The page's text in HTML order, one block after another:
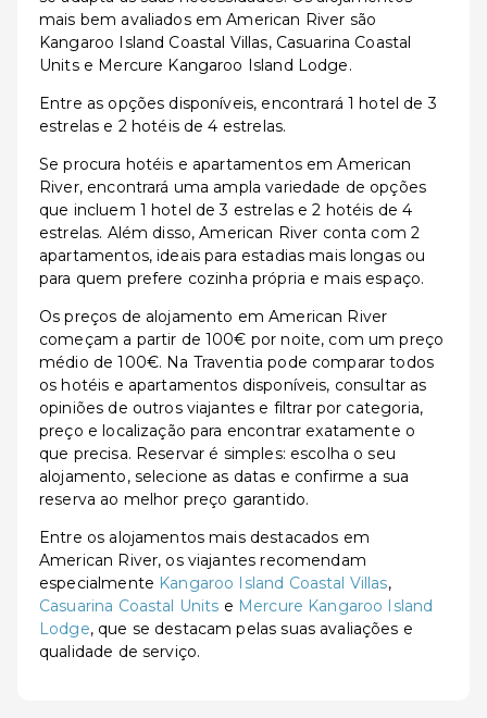
mais bem avaliados em American River são
Kangaroo Island Coastal Villas, Casuarina Coastal
Units e Mercure Kangaroo Island Lodge.
Entre as opções disponíveis, encontrará 1 hotel de 3
estrelas e 2 hotéis de 4 estrelas.
Se procura hotéis e apartamentos em American
River, encontrará uma ampla variedade de opções
que incluem 1 hotel de 3 estrelas e 2 hotéis de 4
estrelas. Além disso, American River conta com 2
apartamentos, ideais para estadias mais longas ou
para quem prefere cozinha própria e mais espaço.
Os preços de alojamento em American River
começam a partir de 100€ por noite, com um preço
médio de 100€. Na Traventia pode comparar todos
os hotéis e apartamentos disponíveis, consultar as
opiniões de outros viajantes e filtrar por categoria,
preço e localização para encontrar exatamente o
que precisa. Reservar é simples: escolha o seu
alojamento, selecione as datas e confirme a sua
reserva ao melhor preço garantido.
Entre os alojamentos mais destacados em
American River, os viajantes recomendam
especialmente Kangaroo Island Coastal Villas,
Casuarina Coastal Units e Mercure Kangaroo Island
Lodge, que se destacam pelas suas avaliações e
qualidade de serviço.